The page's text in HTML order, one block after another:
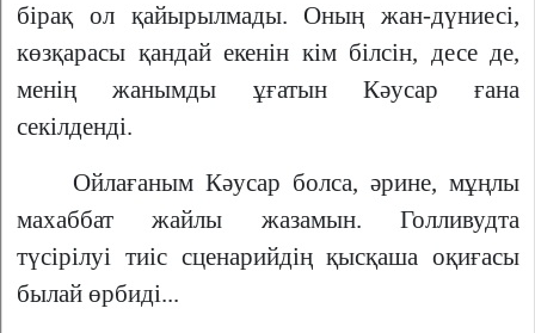
бірақ ол қайырылмады. Оның жан-дүниесі,
көзқарасы қандай екенін кім білсін, десе де,
менің жанымды ұғатын Кәусар ғана
секілденді.
Ойлағаным Кәусар болса, әрине, мұңлы
махаббат жайлы жазамын. Голливудта
түсірілуі тиіс сценарийдің қысқаша оқиғасы
былай өрбиді...